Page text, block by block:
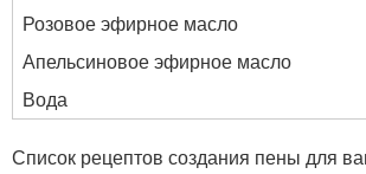
Розовое эфирное масло
Апельсиновое эфирное масло
Вода
Список рецептов создания пены для